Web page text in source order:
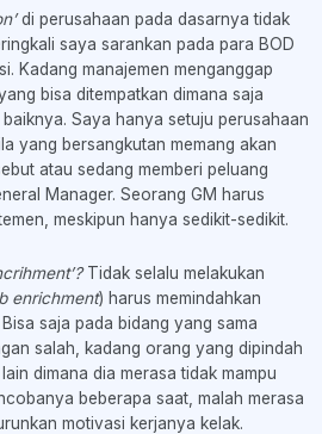
di perusahaan pada dasarnya tidak
saya sarankan pada para BOD
Kadang manajemen menganggap
bisa ditempatkan dimana saja
Saya hanya setuju perusahaan
yang bersangkutan memang akan
atau sedang memberi peluang
Manager. Seorang GM harus
meskipun hanya sedikit-sedikit.
Tidak selalu melakukan
enrichment) harus memindahkan
saja pada bidang yang sama
salah, kadang orang yang dipindah
dimana dia merasa tidak mampu
beberapa saat, malah merasa
motivasi kerjanya kelak.